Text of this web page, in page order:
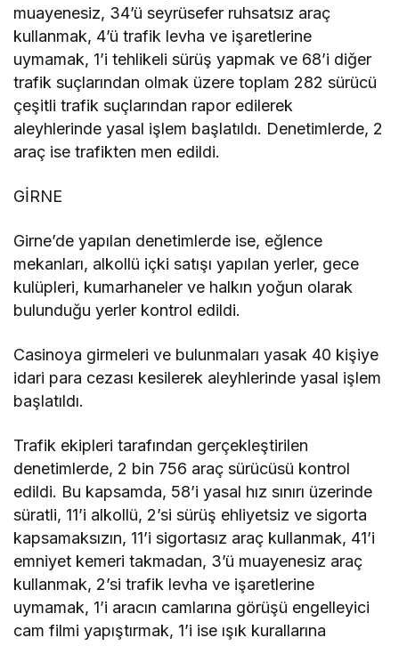
muayenesiz, 34’ü seyrüsefer ruhsatsız araç
kullanmak, 4’ü trafik levha ve işaretlerine
uymamak, 1’i tehlikeli sürüş yapmak ve 68’i diğer
trafik suçlarından olmak üzere toplam 282 sürücü
çeşitli trafik suçlarından rapor edilerek
aleyhlerinde yasal işlem başlatıldı. Denetimlerde, 2
araç ise trafikten men edildi.
GİRNE
Girne’de yapılan denetimlerde ise, eğlence
mekanları, alkollü içki satışı yapılan yerler, gece
kulüpleri, kumarhaneler ve halkın yoğun olarak
bulunduğu yerler kontrol edildi.
Casinoya girmeleri ve bulunmaları yasak 40 kişiye
idari para cezası kesilerek aleyhlerinde yasal işlem
başlatıldı.
Trafik ekipleri tarafından gerçekleştirilen
denetimlerde, 2 bin 756 araç sürücüsü kontrol
edildi. Bu kapsamda, 58’i yasal hız sınırı üzerinde
süratli, 11’i alkollü, 2’si sürüş ehliyetsiz ve sigorta
kapsamaksızın, 11’i sigortasız araç kullanmak, 41’i
emniyet kemeri takmadan, 3’ü muayenesiz araç
kullanmak, 2’si trafik levha ve işaretlerine
uymamak, 1’i aracın camlarına görüşü engelleyici
cam filmi yapıştırmak, 1’i ise ışık kurallarına